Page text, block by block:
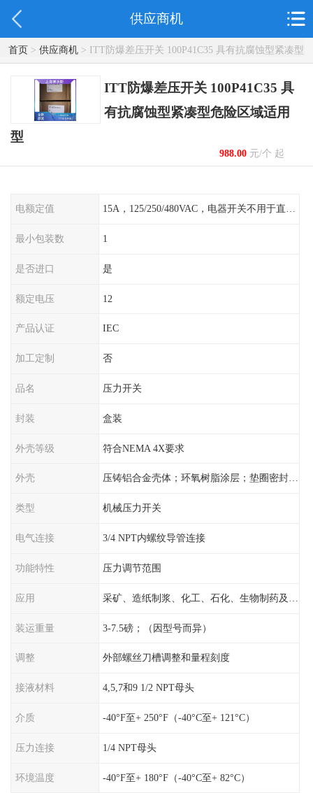
供应商机
首页> 供应商机> ITT防爆差压开关 100P41C35 具有抗腐蚀型紧凑型
危险区域适用型
ITT防爆差压开关 100P41C35 具
有抗腐蚀型紧凑型危险区域适用
型
988.00元/个 起
电额定值
最小包装数 1
是否进口 是
额定电压 12
产品认证 IEC
加工定制 否
品名 压力开关
封装 盒装
外壳等级 符合NEMA 4X要求
外壳 压铸铝合金壳体；环氧树脂涂层；垫圈密封；卡紧螺丝
类型 机械压力开关
电气连接 3/4 NPT内螺纹导管连接
功能特性 压力调节范围
应用
装运重量 3-7.5磅；（因型号而异）
调整 外部螺丝刀槽调整和量程刻度
接液材料 4,5,7和9 1/2 NPT母头
介质 -40°F至+ 250°F（-40°C至+ 121°C）
压力连接 1/4 NPT母头
环境温度 -40°F至+ 180°F（-40°C至+ 82°C）